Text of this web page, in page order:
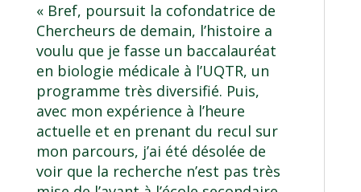
« Bref, poursuit la cofondatrice de
Chercheurs de demain, l’histoire a
voulu que je fasse un baccalauréat
en biologie médicale à l’UQTR, un
programme très diversifié. Puis,
avec mon expérience à l’heure
actuelle et en prenant du recul sur
mon parcours, j’ai été désolée de
voir que la recherche n’est pas très